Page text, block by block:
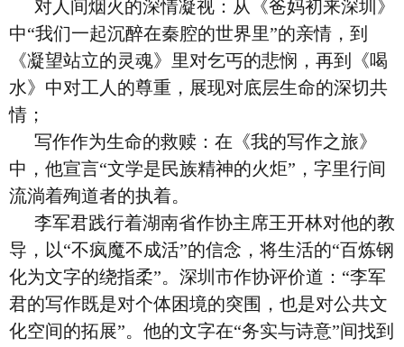
对人间烟火的深情凝视：从《爸妈初来深圳》
中“我们一起沉醉在秦腔的世界里”的亲情，到
《凝望站立的灵魂》里对乞丐的悲悯，再到《喝
水》中对工人的尊重，展现对底层生命的深切共
情；
写作作为生命的救赎：在《我的写作之旅》
中，他宣言“文学是民族精神的火炬”，字里行间
流淌着殉道者的执着。
李军君践行着湖南省作协主席王开林对他的教
导，以“不疯魔不成活”的信念，将生活的“百炼钢
化为文字的绕指柔”。深圳市作协评价道：“李军
君的写作既是对个体困境的突围，也是对公共文
化空间的拓展”。他的文字在“务实与诗意”间找到